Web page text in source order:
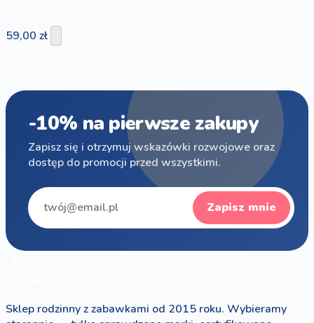
59,00 zł
-10% na pierwsze zakupy
Zapisz się i otrzymuj wskazówki rozwojowe oraz
dostęp do promocji przed wszystkimi.
Zapisz mnie
Sklep rodzinny z zabawkami od 2015 roku. Wybieramy